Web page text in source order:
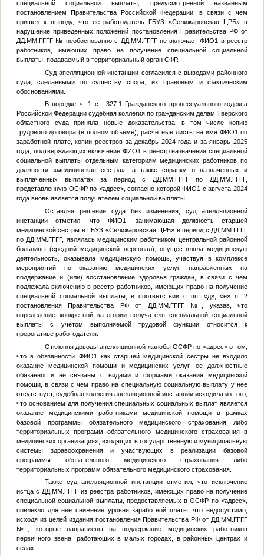
специальной социальной выплаты, предусмотренной названным
постановлением Правительства Российской Федерации, в связи с чем
пришел к выводу, что ее работодатель ГБУЗ «Селижаровская ЦРБ» в
нарушение приведенных положений постановления Правительства РФ от
ДД.ММ.ГГГГ № необоснованно с ДД.ММ.ГГГГне включаетФИО1
в реестр
работников, имеющих право на получение специальной социальной
выплаты, подаваемый в территориальный орган СФР.
Суд апелляционной инстанции согласился с выводами районного
суда, сделанными по существу спора, их правовым и фактическим
обоснованиями.
В порядке ч. 1 ст. 327.1 Гражданского процессуального кодекса
Российской Федерации судебная коллегия по гражданским делам Тверского
областного суда приняла новые доказательства, в том числе копию
трудового договора (в полном объеме), расчетные листы на имяФИО1 по
заработной плате, копии реестров за декабрь 2024 года и за январь 2025
года, подтверждающих включениеФИО1 в реестр назначения специальной
социальной выплаты отдельным категориям медицинских работников по
должности «медицинская сестра», а также справку о назначенных и
выплаченных выплатах за период с ДД.ММ.ГГГГпоДД.ММ.ГГГГ,
представленную ОСФР по <адрес>, согласно которойФИО1 с августа 2024
года вновь является получателем социальной выплаты.
Оставляя решение суда без изменения, суд апелляционной
инстанции отметил, что ФИО1
, занимающая должность старшей
медицинской сестры в ГБУЗ «Селижаровская ЦРБ» в период с ДД.ММ.ГГГГ
по ДД.ММ.ГГГГ, являлась медицинским работником центральной районной
больницы (средний медицинский персонал), осуществляла медицинскую
деятельность, оказывала медицинскую помощь, участвуя в комплексе
мероприятий по оказанию медицинских услуг, направленных на
поддержание и (или) восстановление здоровья граждан, в связи с чем
подлежала включению в реестр работников, имеющих право на получение
специальной социальной выплаты, в соответствии с пп. «д», «е» п. 2
постановления Правительства РФ от
ДД.ММ.ГГГГ №
, указав, что
определение конкретной категории получателя специальной социальной
выплаты с учетом выполняемой трудовой функции относится к
прерогативе работодателя.
Отклоняя доводы апелляционной жалобы ОСФР по <адрес>о том,
что в обязанности ФИО1
как старшей медицинской сестры не входило
оказание медицинской помощи и медицинских услуг, ее должностные
обязанности не связаны с видами и формами оказания медицинской
помощи, в связи с чем право на специальную социальную выплату у нее
отсутствует, судебная коллегия апелляционной инстанции исходила из того,
что основанием для получения специальных социальных выплат является
оказание медицинскими работниками медицинской помощи в рамках
базовой программы обязательного медицинского страхования либо
территориальных программ обязательного медицинского страхования в
медицинских организациях, входящих в государственную и муниципальную
системы здравоохранения и участвующих в реализации базовой
программы обязательного медицинского страхования либо
территориальных программ обязательного медицинского страхования.
Также суд апелляционной инстанции отметил, что исключение
истца с ДД.ММ.ГГГГ из реестра работников, имеющих право на получение
специальной социальной выплаты, предоставляемых в ОСФР по<адрес>
повлекло для нее снижение уровня заработной платы, что недопустимо,
исходя из целей издания постановления Правительства РФ от ДД.ММ.ГГГГ
№
, которые направлены на поддержание медицинских работников
первичного звена, работающих в малых городах, в районных центрах и
селах.